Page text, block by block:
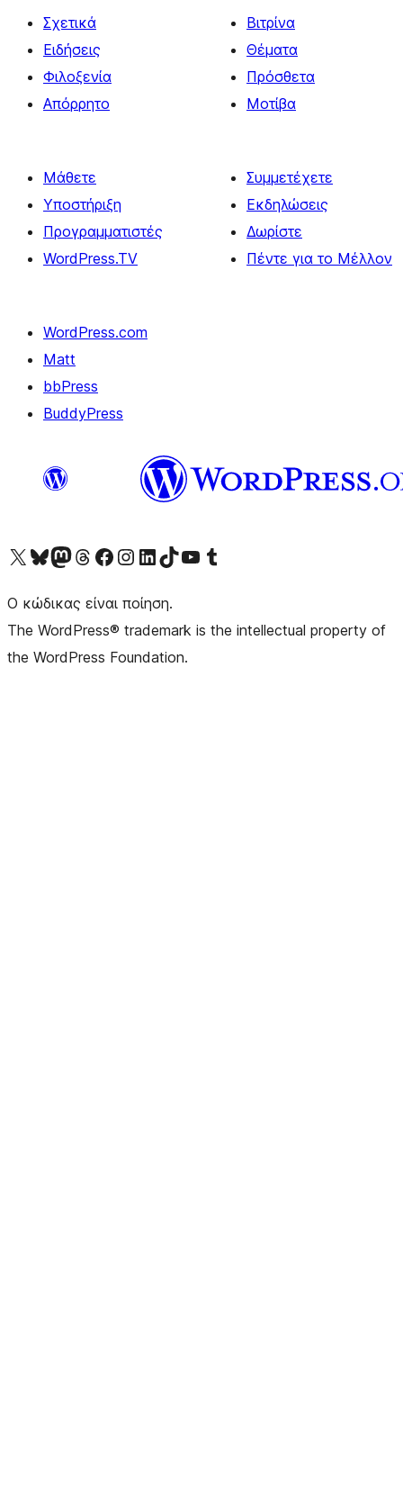
Σχετικά
Ειδήσεις
Φιλοξενία
Απόρρητο
Βιτρίνα
Θέματα
Πρόσθετα
Μοτίβα
Μάθετε
Υποστήριξη
Προγραμματιστές
WordPress.TV
Συμμετέχετε
Εκδηλώσεις
Δωρίστε
Πέντε για το Μέλλον
WordPress.com
Matt
bbPress
BuddyPress
Visit our X (formerly Twitter) account
Visit our Bluesky account
Επισκεφθείτε τον λογαριασμό μας στο Mastodon
Visit our Threads account
Επισκεφτείτε τη σελίδα μας στο Facebook
Επισκεφθείτε τον λογαριασμό μας Instagram
Επισκεφθείτε τον λογαριασμό μας LinkedIn
Visit our TikTok account
Visit our YouTube channel
Visit our Tumblr account
Ο κώδικας είναι ποίηση.
The WordPress® trademark is the intellectual property of
the WordPress Foundation.